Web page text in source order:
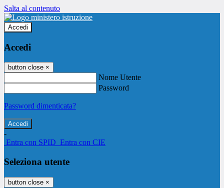
Salta al contenuto
Accedi
Accedi
button close ×
Nome Utente
Password
Password dimenticata?
-
Entra con SPID Entra con CIE
Seleziona utente
button close ×